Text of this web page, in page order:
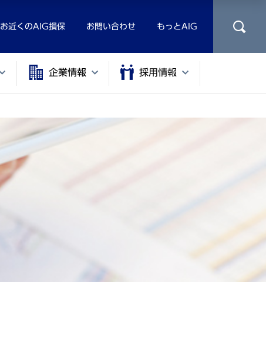
お近くのAIG損保 お問い合わせ もっとAIG
企業情報 採用情報